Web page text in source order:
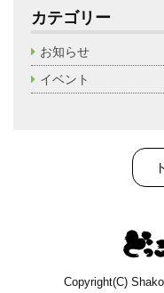
カテゴリー
お知らせ
イベント
Copyright(C)